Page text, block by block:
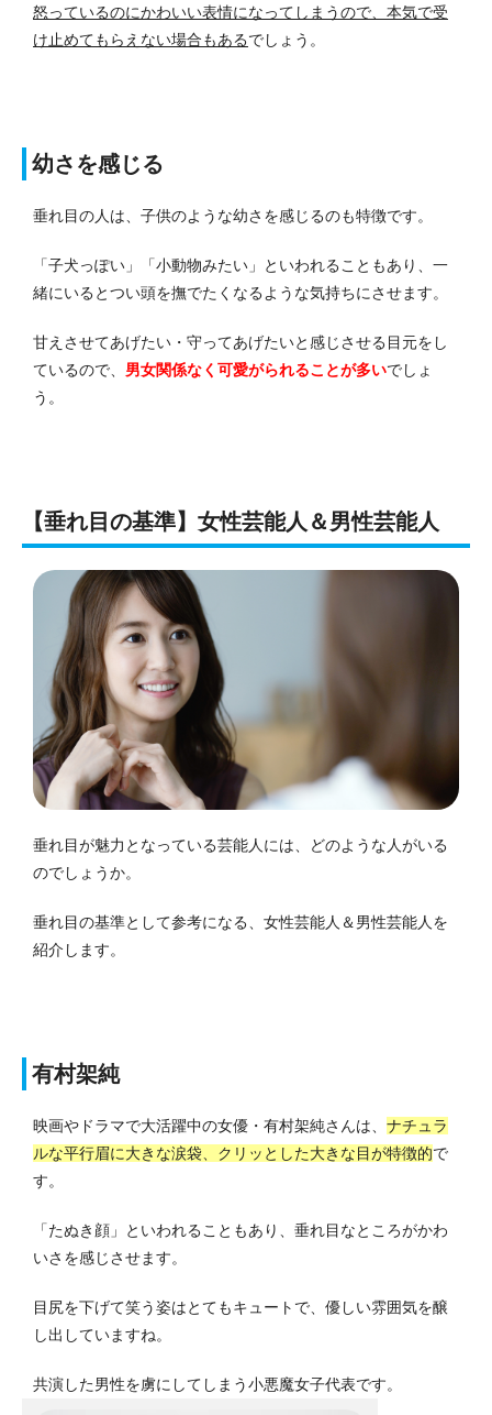
怒っているのにかわいい表情になってしまうので、本気で受
け止めてもらえない場合もあるでしょう。
幼さを感じる
垂れ目の人は、子供のような幼さを感じるのも特徴です。
「子犬っぽい」「小動物みたい」といわれることもあり、一
緒にいるとつい頭を撫でたくなるような気持ちにさせます。
甘えさせてあげたい・守ってあげたいと感じさせる目元をし
ているので、 男女関係なく可愛がられることが多いでしょ
う。
【垂れ目の基準】女性芸能人＆男性芸能人
垂れ目が魅力となっている芸能人には、どのような人がいる
のでしょうか。
垂れ目の基準として参考になる、女性芸能人＆男性芸能人を
紹介します。
有村架純
映画やドラマで大活躍中の女優・有村架純さんは、 ナチュラ
ルな平行眉に大きな涙袋、クリッとした大きな目が特徴的で
す。
「たぬき顔」といわれることもあり、垂れ目なところがかわ
いさを感じさせます。
目尻を下げて笑う姿はとてもキュートで、優しい雰囲気を醸
し出していますね。
共演した男性を虜にしてしまう小悪魔女子代表です。